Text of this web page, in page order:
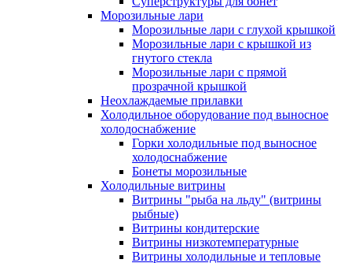
Морозильные лари
Морозильные лари с глухой крышкой
Морозильные лари с крышкой из
гнутого стекла
Морозильные лари с прямой
прозрачной крышкой
Неохлаждаемые прилавки
Холодильное оборудование под выносное
холодоснабжение
Горки холодильные под выносное
холодоснабжение
Бонеты морозильные
Холодильные витрины
Витрины "рыба на льду" (витрины
рыбные)
Витрины кондитерские
Витрины низкотемпературные
Витрины холодильные и тепловые